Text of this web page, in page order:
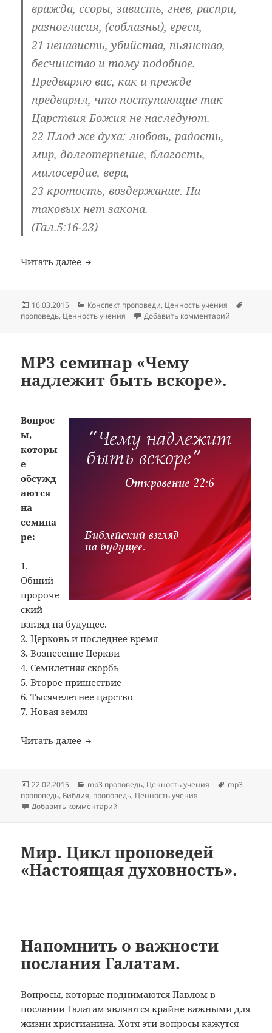
вражда, ссоры, зависть, гнев, распри,
разногласия, (соблазны), ереси,
21 ненависть, убийства, пьянство,
бесчинство и тому подобное.
Предваряю вас, как и прежде
предварял, что поступающие так
Царствия Божия не наследуют.
22 Плод же духа: любовь, радость,
мир, долготерпение, благость,
милосердие, вера,
23 кротость, воздержание. На
таковых нет закона.
(Гал.5:16-23)
Читать далее Долготерпение. Цикл проповедей
Опубликовано
16.03.2015 Рубрики
Конспект проповеди, Ценность учения
проповедь, Ценность учения Добавить комментарий
MP3 семинар «Чему
надлежит быть вскоре».
Вопрос
ы,
которы
е
обсужд
аются
на
семина
ре:
1.
Общий
пророче
ский
взгляд на будущее.
2. Церковь и последнее время
3. Вознесение Церкви
4. Семилетняя скорбь
5. Второе пришествие
6. Тысячелетнее царство
7. Новая земля
Читать далее MP3 семинар «Чему надлежит быть
Опубликовано
22.02.2015 Рубрики
mp3 проповедь, Ценность учения Метки
mp3
проповедь, Библия, проповедь, Ценность учения
Добавить комментарий
Мир. Цикл проповедей
«Настоящая духовность».
Напомнить о важности
послания Галатам.
Вопросы, которые поднимаются Павлом в
послании Галатам являются крайне важными для
жизни христианина. Хотя эти вопросы кажутся